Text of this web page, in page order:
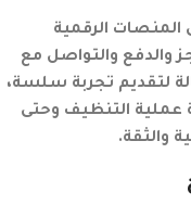
الرقمية
والدفع والتواصل مع
لتقديم تجربة سلسة،
عملية التنظيف وحتى
والثقة.